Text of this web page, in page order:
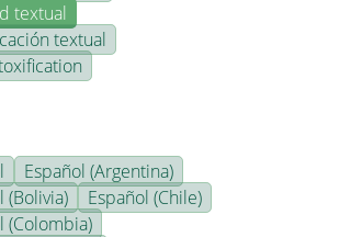
textual
textual
Español (Argentina)
(Bolivia)
Español (Chile)
(Colombia)